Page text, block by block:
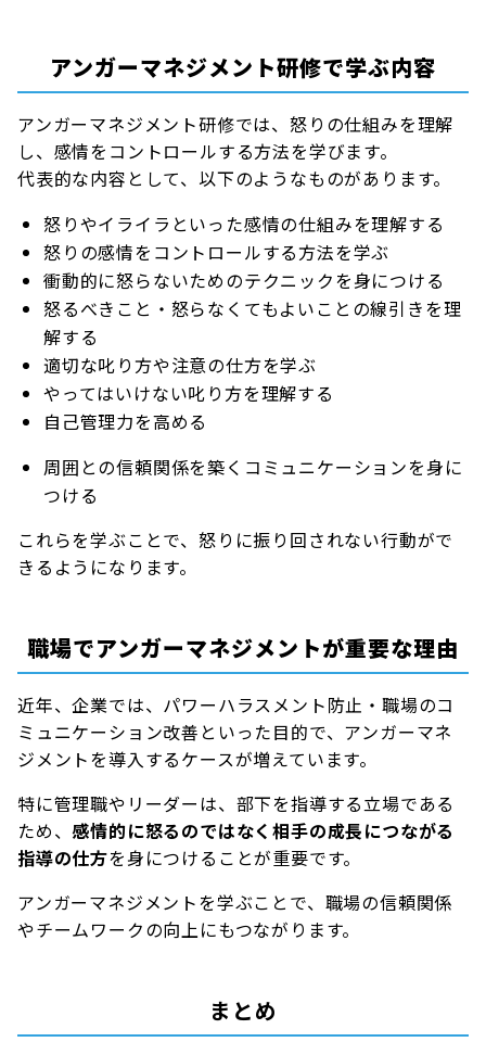
アンガーマネジメント研修で学ぶ内容
アンガーマネジメント研修では、怒りの仕組みを理解
し、感情をコントロールする方法を学びます。
代表的な内容として、以下のようなものがあります。
怒りやイライラといった感情の仕組みを理解する
怒りの感情をコントロールする方法を学ぶ
衝動的に怒らないためのテクニックを身につける
怒るべきこと・怒らなくてもよいことの線引きを理
解する
適切な叱り方や注意の仕方を学ぶ
やってはいけない叱り方を理解する
自己管理力を高める
周囲との信頼関係を築くコミュニケーションを身に
つける
これらを学ぶことで、怒りに振り回されない行動がで
きるようになります。
職場でアンガーマネジメントが重要な理由
近年、企業では、パワーハラスメント防止・職場のコ
ミュニケーション改善といった目的で、アンガーマネ
ジメントを導入するケースが増えています。
特に管理職やリーダーは、部下を指導する立場である
ため、感情的に怒るのではなく相手の成長につながる
指導の仕方を身につけることが重要です。
アンガーマネジメントを学ぶことで、職場の信頼関係
やチームワークの向上にもつながります。
まとめ